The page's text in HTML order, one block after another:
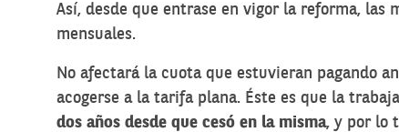
Así, desde que entrase en vigor la reforma,
mensuales.
No afectará la cuota que estuvieran pagando
acogerse a la tarifa plana. Éste es que la
dos años desde que cesó en la misma, y por lo